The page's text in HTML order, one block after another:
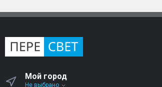
Мой город
Не выбрано